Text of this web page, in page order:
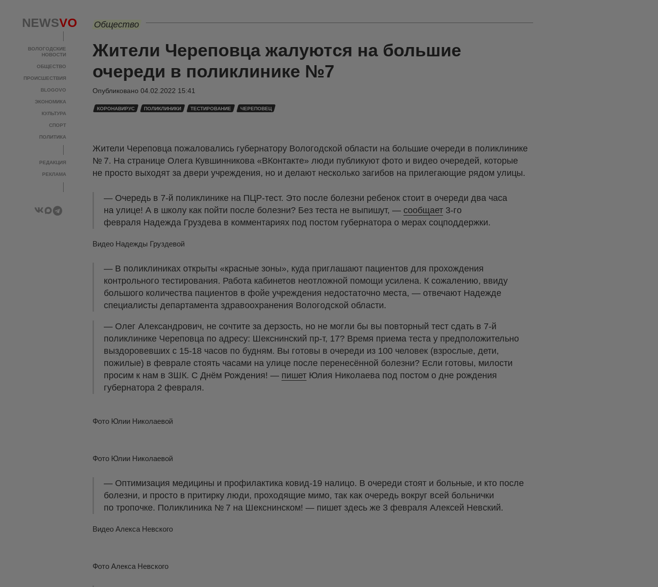
NEWSVO
ВОЛОГОДСКИЕ
НОВОСТИ
ОБЩЕСТВО
ПРОИСШЕСТВИЯ
BLOGOVO
ЭКОНОМИКА
КУЛЬТУРА
СПОРТ
ПОЛИТИКА
РЕДАКЦИЯ
РЕКЛАМА
Общество
Жители Череповца жалуются на большие
очереди в поликлинике №7
Опубликовано 04.02.2022 15:41
КОРОНАВИРУС ПОЛИКЛИНИКИ ТЕСТИРОВАНИЕ ЧЕРЕПОВЕЦ
Жители Череповца пожаловались губернатору Вологодской области на большие очереди в поликлинике
№ 7. На странице Олега Кувшинникова «ВКонтакте» люди публикуют фото и видео очередей, которые
не просто выходят за двери учреждения, но и делают несколько загибов на прилегающие рядом улицы.
— Очередь в 7-й поликлинике на ПЦР-тест. Это после болезни ребенок стоит в очереди два часа
на улице! А в школу как пойти после болезни? Без теста не выпишут, — сообщает 3-го
февраля Надежда Груздева в комментариях под постом губернатора о мерах соцподдержки.
Видео Надежды Груздевой
— В поликлиниках открыты «красные зоны», куда приглашают пациентов для прохождения
контрольного тестирования. Работа кабинетов неотложной помощи усилена. К сожалению, ввиду
большого количества пациентов в фойе учреждения недостаточно места, — отвечают Надежде
специалисты департамента здравоохранения Вологодской области.
— Олег Александрович, не сочтите за дерзость, но не могли бы вы повторный тест сдать в 7-й
поликлинике Череповца по адресу: Шекснинский пр-т, 17? Время приема теста у предположительно
выздоровевших с 15-18 часов по будням. Вы готовы в очереди из 100 человек (взрослые, дети,
пожилые) в феврале стоять часами на улице после перенесённой болезни? Если готовы, милости
просим к нам в ЗШК. С Днём Рождения! — пишет Юлия Николаева под постом о дне рождения
губернатора 2 февраля.
Фото Юлии Николаевой
Фото Юлии Николаевой
— Оптимизация медицины и профилактика ковид-19 налицо. В очереди стоят и больные, и кто после
болезни, и просто в притирку люди, проходящие мимо, так как очередь вокруг всей больнички
по тропочке. Поликлиника № 7 на Шекснинском! — пишет здесь же 3 февраля Алексей Невский.
Видео Алекса Невского
Фото Алекса Невского